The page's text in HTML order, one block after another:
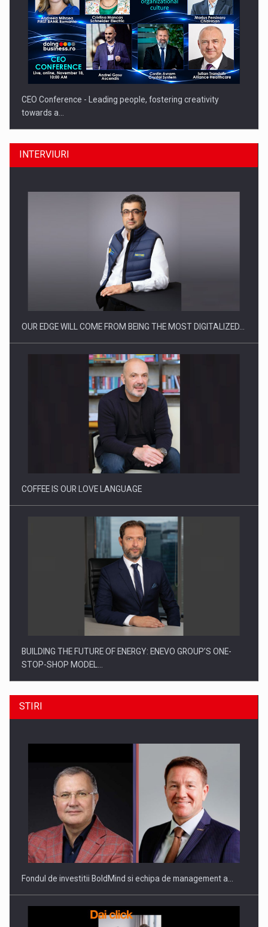
CEO Conference - Leading people, fostering creativity
towards a…
CEO Conference - Shaping The Future - Technology and…
Webinar - Business Evolution-RETHINK STRATEGY-Finantare
Investitii Digitalizare
INTERVIURI
OUR EDGE WILL COME FROM BEING THE MOST DIGITALIZED…
COFFEE IS OUR LOVE LANGUAGE
BUILDING THE FUTURE OF ENERGY: ENEVO GROUP’S ONE-
STOP-SHOP MODEL…
ROOTED IN ROMANIA, BUILT TO DELIVER TECHNOLOGY FOR
THE…
STIRI
Fondul de investitii BoldMind si echipa de management a…